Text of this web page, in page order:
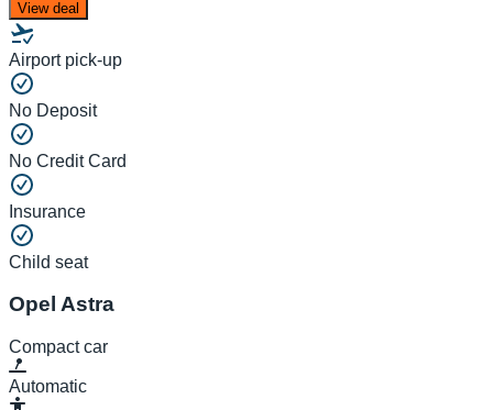
View deal
Airport pick-up
No Deposit
No Credit Card
Insurance
Child seat
Opel Astra
Compact car
Automatic